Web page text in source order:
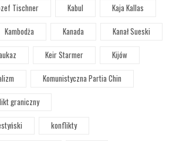
Tischner Kabul
Kaja Kallas
Kambodża Kanada
Kanał Sueski
Keir Starmer
Kijów
Komunistyczna Partia Chin
graniczny
konflikty